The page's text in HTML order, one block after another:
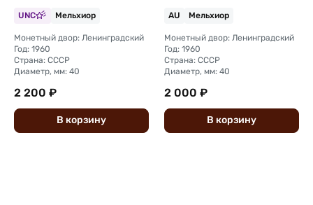
UNC Мельхиор
Монетный двор: Ленинградский
Год: 1960
Страна: СССР
Диаметр, мм: 40
2 200 ₽
В корзину
AU Мельхиор
Монетный двор: Ленинградский
Год: 1960
Страна: СССР
Диаметр, мм: 40
2 000 ₽
В корзину